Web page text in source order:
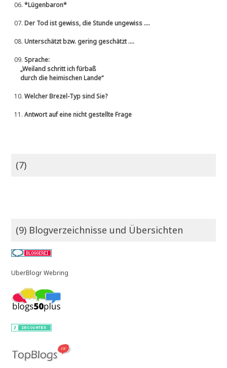
06.*Lügenbaron*
07.Der Tod ist gewiss, die Stunde ungewiss ....
08.Unterschätzt bzw. gering geschätzt ....
09.Sprache:
„Weiland schritt ich fürbaß
durch die heimischen Lande“
10.Welcher Brezel-Typ sind Sie?
11.Antwort auf eine nicht gestellte Frage
(7)
(9) Blogverzeichnisse und Übersichten
UberBlogr Webring